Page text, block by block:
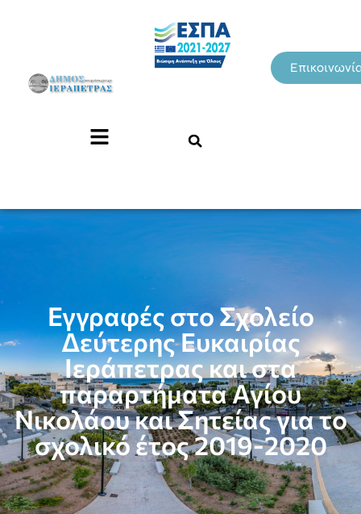
Εγγραφές στο Σχολείο
Δεύτερης Ευκαιρίας
Ιεράπετρας και στα
παραρτήματα Αγίου
Νικολάου και Σητείας για το
σχολικό έτος 2019-2020